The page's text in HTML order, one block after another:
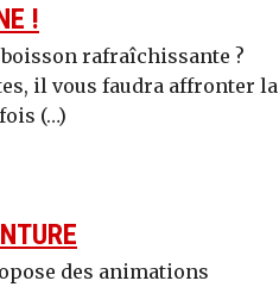
!
rafraîchissante ?
il vous faudra affronter la
(…)
des animations